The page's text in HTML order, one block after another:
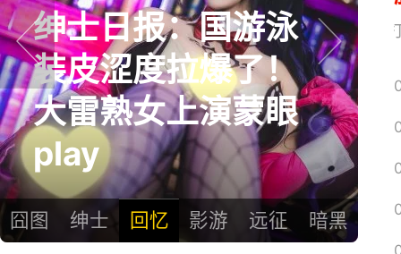
巅峰在线150万人的
横版网游，如今带
着怀旧服又杀回来
了！
prev next
囧图 绅士 回忆 影游 远征 暗黑
网易搜